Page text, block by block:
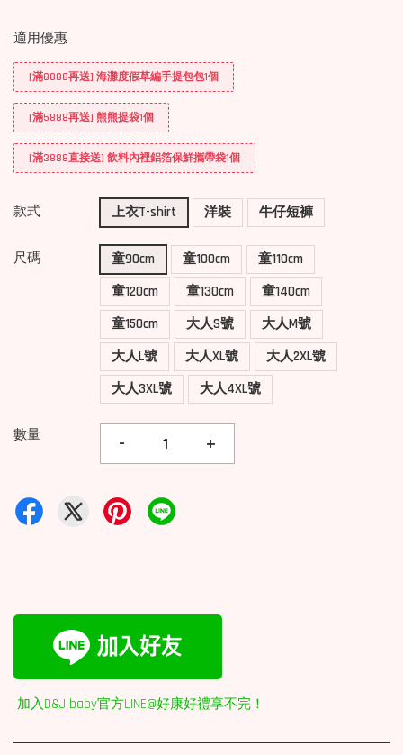
適用優惠
[滿8888再送] 海灘度假草編手提包包1個
[滿5888再送] 熊熊提袋1個
[滿3888直接送] 飲料內裡鋁箔保鮮攜帶袋1個
款式 上衣T-shirt 洋裝 牛仔短褲
尺碼 童90cm 童100cm
童110cm
童120cm
童130cm
童140cm
童150cm
大人S號
大人M號
大人L號
大人XL號
大人2XL號
大人3XL號
大人4XL號
數量 - +
加入D&J baby官方LINE@好康好禮享不完！